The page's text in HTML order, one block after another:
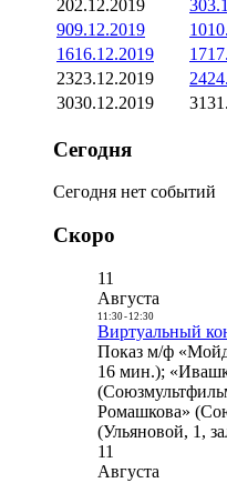
202.12.2019 3
909.12.2019 10
1616.12.2019 17
2323.12.2019 24
3030.12.2019 31
Сегодня
Сегодня нет событий
Скоро
11
Августа
11:30- 12:30
Виртуальный
Показ м/ф
16 мин.);
Ромашкова»
(Ульяновой, 1,
11
Августа